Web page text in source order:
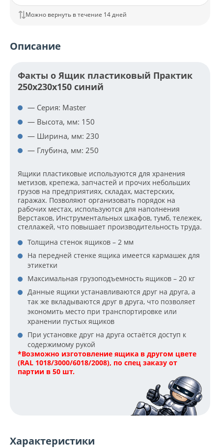
Можно вернуть в течение 14 дней
Описание
Факты о Ящик пластиковый Практик
250х230х150 синий
— Серия: Master
— Высота, мм: 150
— Ширина, мм: 230
— Глубина, мм: 250
Ящики пластиковые используются для хранения
метизов, крепежа, запчастей и прочих небольших
грузов на предприятиях, складах, мастерских,
гаражах. Позволяют организовать порядок на
рабочих местах, используются для наполнения
Верстаков, Инструментальных шкафов, тумб, тележек,
стеллажей, что повышает производительность труда.
Толщина стенок ящиков – 2 мм
На передней стенке ящика имеется кармашек для
этикетки
Максимальная грузоподъемность ящиков – 20 кг
Данные ящики устанавливаются друг на друга, а
так же вкладываются друг в друга, что позволяет
экономить место при транспортировке или
хранении пустых ящиков
При установке друг на друга остаётся доступ к
содержимому рукой
*Возможно изготовление ящика в другом цвете
(RAL 1018/3000/6018/2008), по спец заказу от
партии в 50 шт.
Характеристики